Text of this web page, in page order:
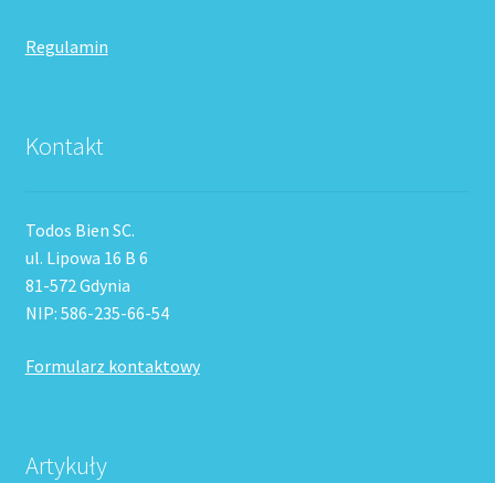
Regulamin
Kontakt
Todos Bien SC.
ul. Lipowa 16 B 6
81-572 Gdynia
NIP: 586-235-66-54
Formularz kontaktowy
Artykuły